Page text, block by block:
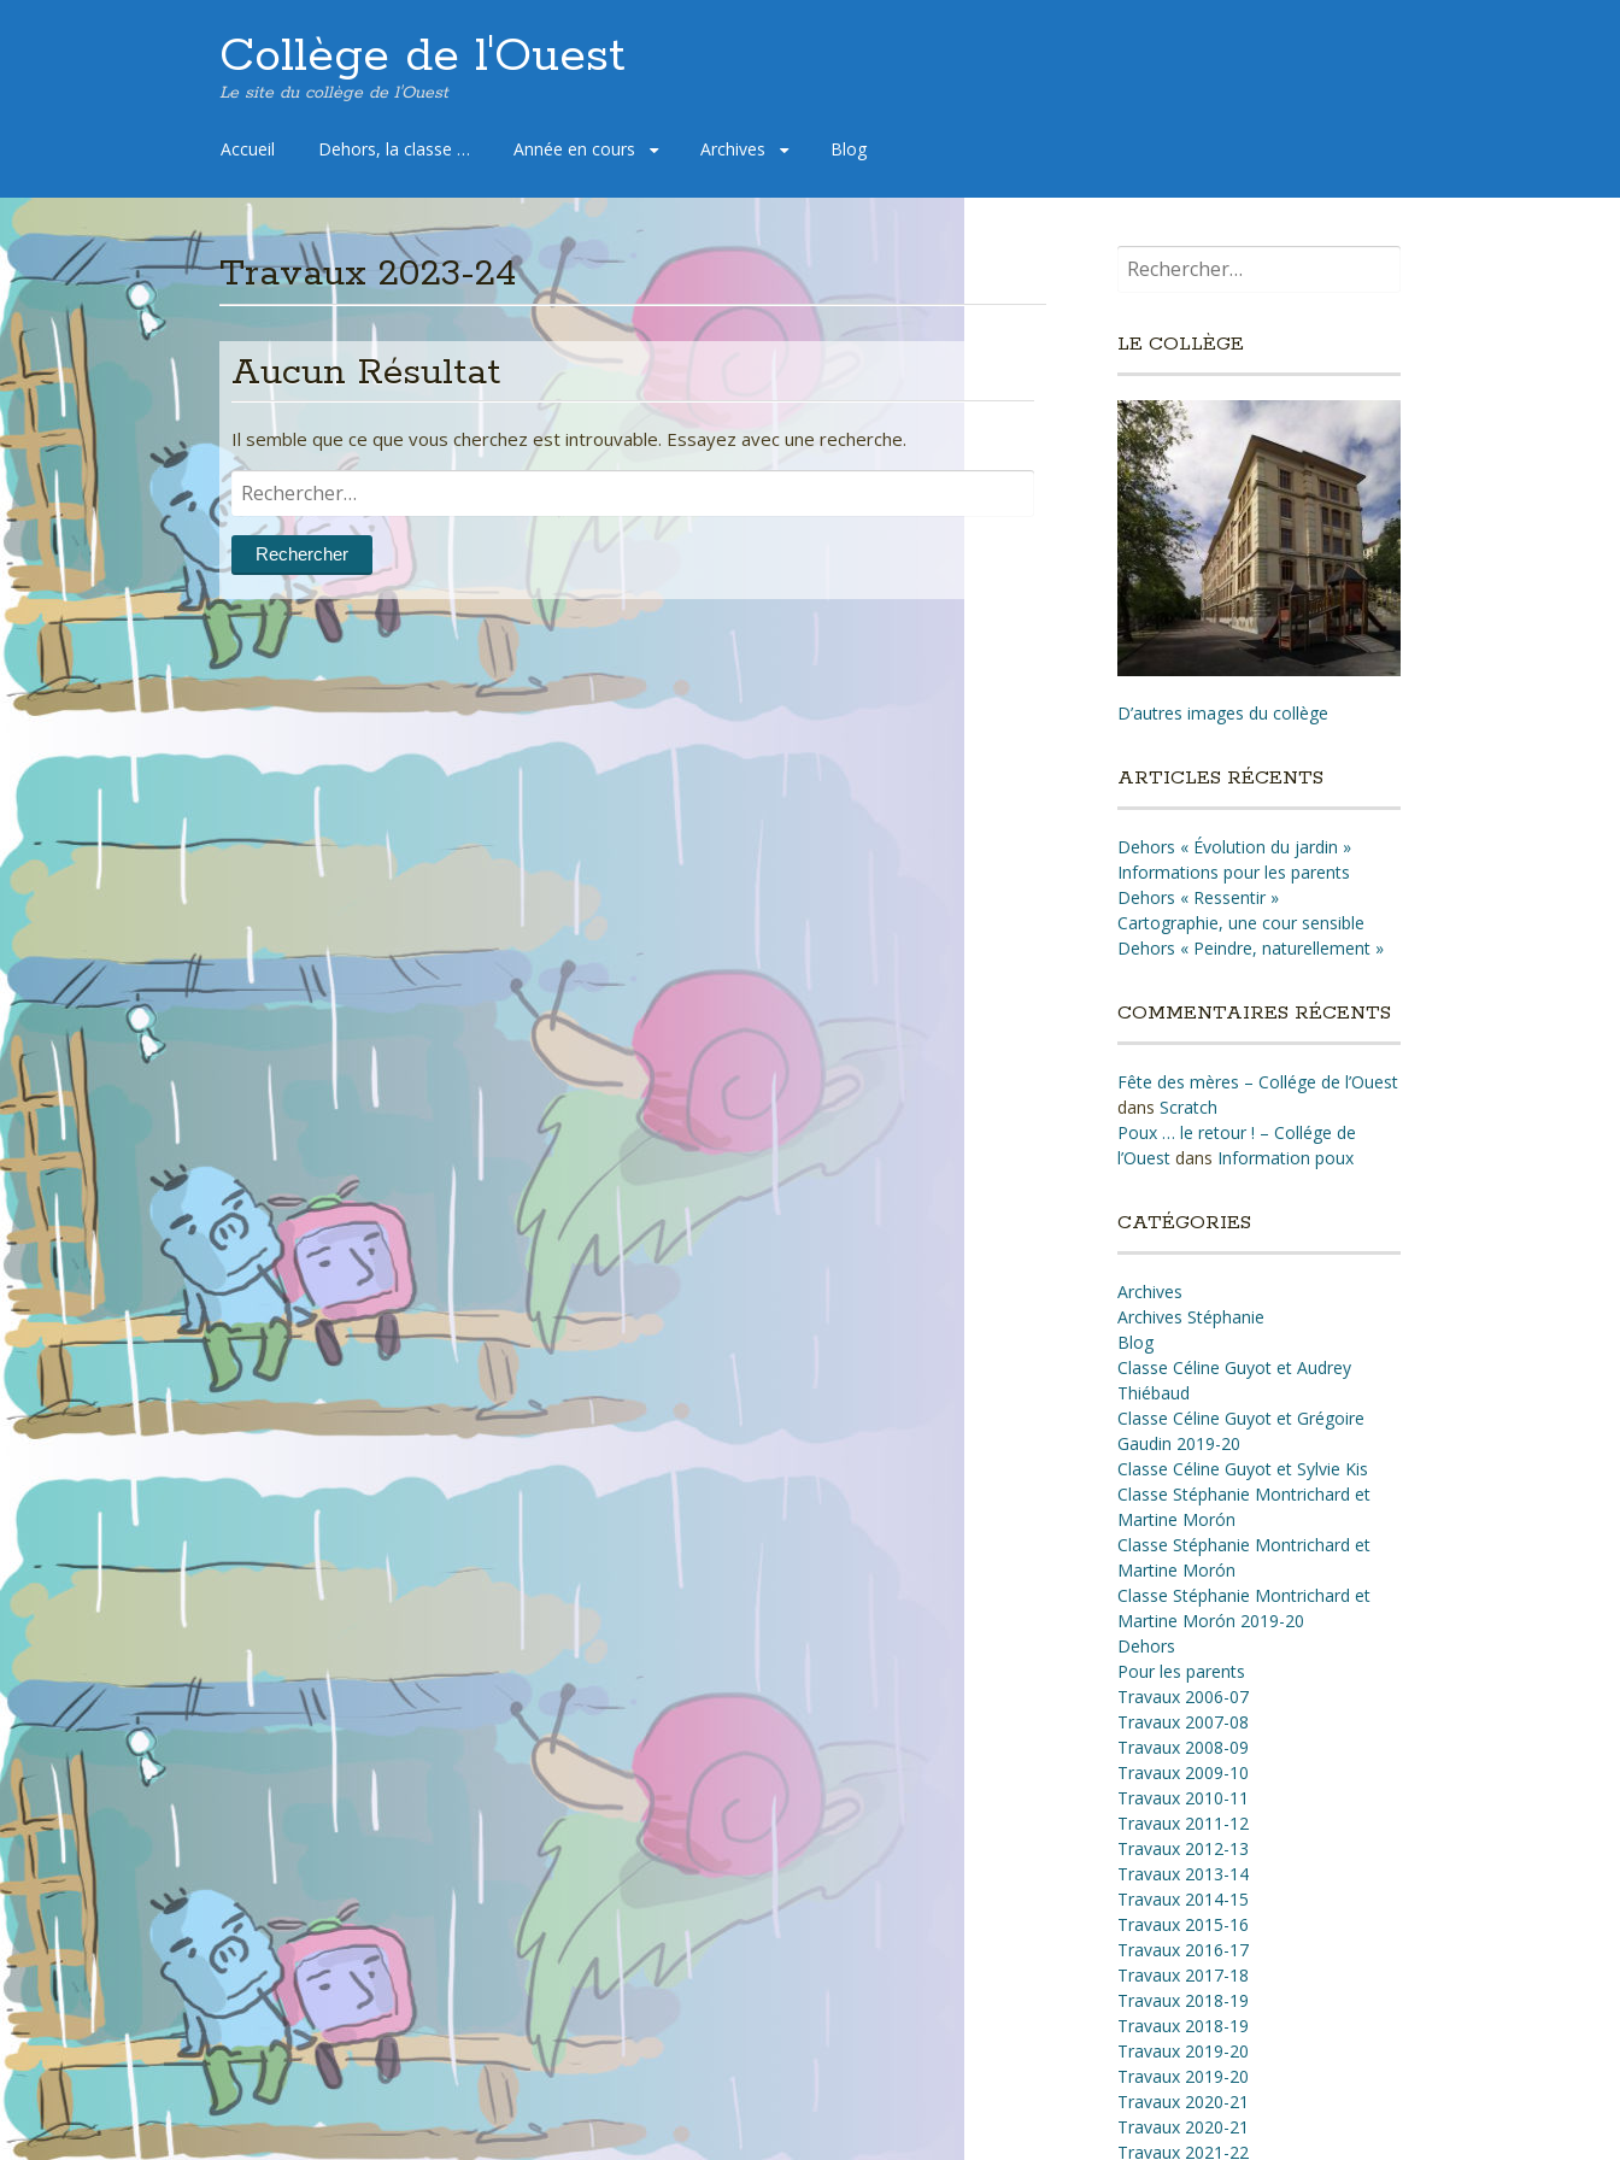
Collège de l'Ouest
Le site du collège de l'Ouest
Aller
contenu
principal
Accueil Dehors, la classe … Année en cours Archives Blog
Travaux 2023-24
Aucun Résultat
Il semble que ce que vous cherchez est introuvable. Essayez avec une recherche.
Rechercher :
LE COLLÈGE
D’autres images du collège
ARTICLES RÉCENTS
Dehors « Évolution du jardin »
Informations pour les parents
Dehors « Ressentir »
Cartographie, une cour sensible
Dehors « Peindre, naturellement »
COMMENTAIRES RÉCENTS
Fête des mères – Collége de l’Ouest
dans Scratch
Poux … le retour ! – Collége de
l’Ouestdans Information poux
CATÉGORIES
Archives
Archives Stéphanie
Blog
Classe Céline Guyot et Audrey
Thiébaud
Classe Céline Guyot et Grégoire
Gaudin 2019-20
Classe Céline Guyot et Sylvie Kis
Classe Stéphanie Montrichard et
Martine Morón
Classe Stéphanie Montrichard et
Martine Morón
Classe Stéphanie Montrichard et
Martine Morón 2019-20
Dehors
Pour les parents
Travaux 2006-07
Travaux 2007-08
Travaux 2008-09
Travaux 2009-10
Travaux 2010-11
Travaux 2011-12
Travaux 2012-13
Travaux 2013-14
Travaux 2014-15
Travaux 2015-16
Travaux 2016-17
Travaux 2017-18
Travaux 2018-19
Travaux 2018-19
Travaux 2019-20
Travaux 2019-20
Travaux 2020-21
Travaux 2020-21
Travaux 2021-22